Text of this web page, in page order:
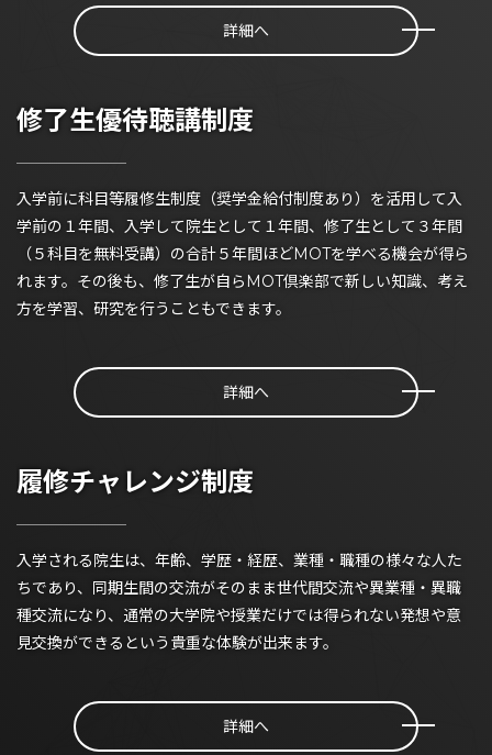
詳細へ
修了生優待聴講制度
入学前に科目等履修生制度（奨学金給付制度あり）を活用して入
学前の１年間、入学して院生として１年間、修了生として３年間
（５科目を無料受講）の合計５年間ほどMOTを学べる機会が得ら
れます。その後も、修了生が自らMOT倶楽部で新しい知識、考え
方を学習、研究を行うこともできます。
詳細へ
履修チャレンジ制度
入学される院生は、年齢、学歴・経歴、業種・職種の様々な人た
ちであり、同期生間の交流がそのまま世代間交流や異業種・異職
種交流になり、通常の大学院や授業だけでは得られない発想や意
見交換ができるという貴重な体験が出来ます。
詳細へ